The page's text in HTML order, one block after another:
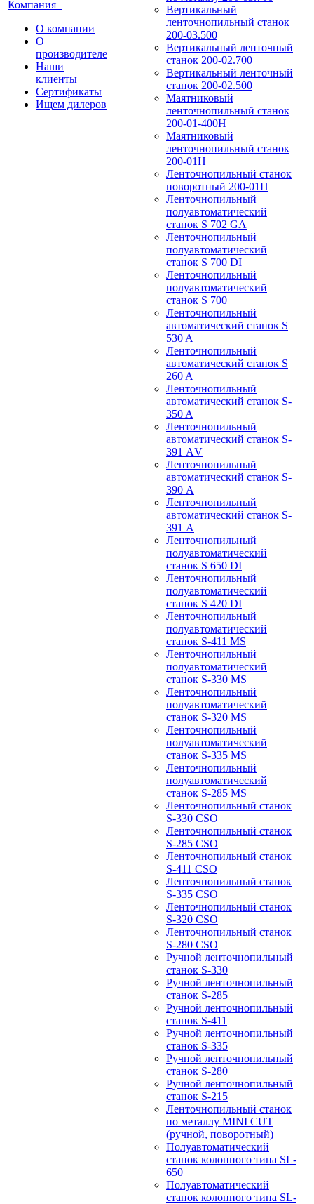
Компания
О компании
О
производителе
Наши
клиенты
Сертификаты
Ищем дилеров
Вертикальный
ленточнопильный станок
200-03.500
Вертикальный ленточный
станок 200-02.700
Вертикальный ленточный
станок 200-02.500
Маятниковый
ленточнопильный станок
200-01-400Н
Маятниковый
ленточнопильный станок
200-01Н
Ленточнопильный станок
поворотный 200-01П
Ленточнопильный
полуавтоматический
станок S 702 GA
Ленточнопильный
полуавтоматический
станок S 700 DI
Ленточнопильный
полуавтоматический
станок S 700
Ленточнопильный
автоматический станок S
530 A
Ленточнопильный
автоматический станок S
260 A
Ленточнопильный
автоматический станок S-
350 A
Ленточнопильный
автоматический станок S-
391 АV
Ленточнопильный
автоматический станок S-
390 А
Ленточнопильный
автоматический станок S-
391 А
Ленточнопильный
полуавтоматический
станок S 650 DI
Ленточнопильный
полуавтоматический
станок S 420 DI
Ленточнопильный
полуавтоматический
станок S-411 MS
Ленточнопильный
полуавтоматический
станок S-330 MS
Ленточнопильный
полуавтоматический
станок S-320 MS
Ленточнопильный
полуавтоматический
станок S-335 MS
Ленточнопильный
полуавтоматический
станок S-285 MS
Ленточнопильный станок
S-330 CSO
Ленточнопильный станок
S-285 CSO
Ленточнопильный станок
S-411 CSO
Ленточнопильный станок
S-335 CSO
Ленточнопильный станок
S-320 CSO
Ленточнопильный станок
S-280 CSO
Ручной ленточнопильный
станок S-330
Ручной ленточнопильный
станок S-285
Ручной ленточнопильный
станок S-411
Ручной ленточнопильный
станок S-335
Ручной ленточнопильный
станок S-280
Ручной ленточнопильный
станок S-215
Ленточнопильный станок
по металлу MINI CUT
(ручной, поворотный)
Полуавтоматический
станок колонного типа SL-
650
Полуавтоматический
станок колонного типа SL-